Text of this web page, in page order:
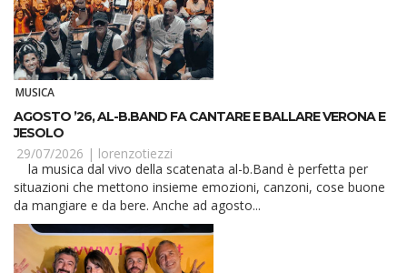
MUSICA
AGOSTO ’26, AL-B.BAND FA CANTARE E BALLARE VERONA E
JESOLO
29/07/2026 | lorenzotiezzi
situazioni che mettono insieme emozioni, canzoni, cose buone
da mangiare e da bere. Anche ad agosto...